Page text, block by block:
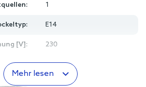
1
E14
[V]: 230
Mehr lesen